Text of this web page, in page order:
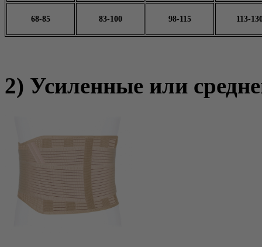
68-85 83-100 98-115 113-
2) Усиленные или